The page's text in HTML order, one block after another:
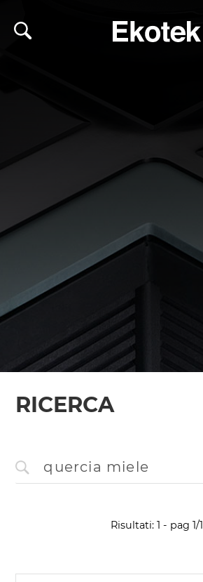
RICERCA
Risultati: 1 - pag 1/1